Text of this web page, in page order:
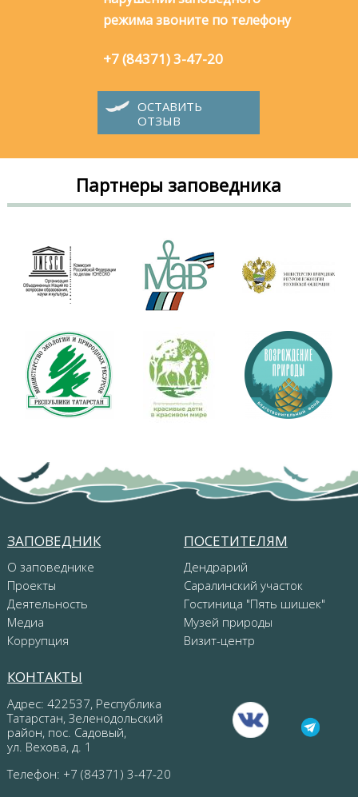
режима звоните по телефону
+7 (84371) 3-47-20
ОСТАВИТЬ
ОТЗЫВ
Партнеры заповедника
ЗАПОВЕДНИК
О заповеднике
Проекты
Деятельность
Медиа
Коррупция
ПОСЕТИТЕЛЯМ
Дендрарий
Саралинский участок
Гостиница "Пять шишек"
Музей природы
Визит-центр
КОНТАКТЫ
Адрес: 422537, Республика
Татарстан, Зеленодольский
район, пос. Садовый,
ул. Вехова, д. 1
Телефон: +7 (84371) 3-47-20